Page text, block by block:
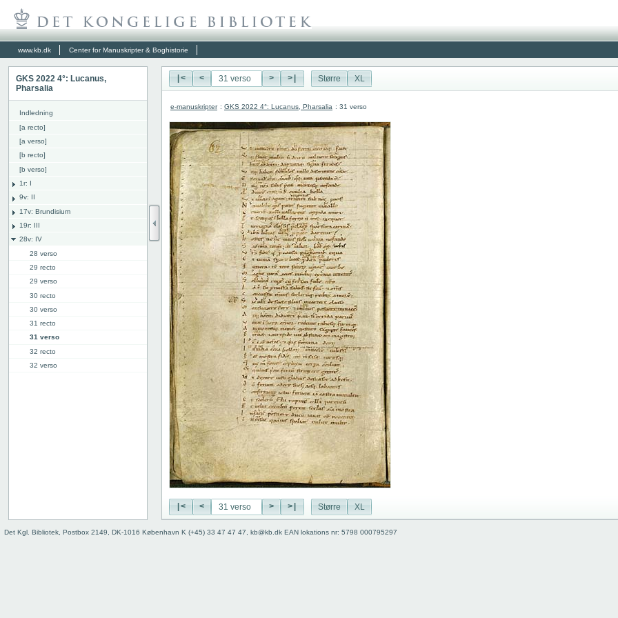
www.kb.dk Center for Manuskripter & Boghistorie
GKS 2022 4°: Lucanus,
Pharsalia
Indledning
[a recto]
[a verso]
[b recto]
[b verso]
1r: I
9v: II
17v: Brundisium
19r: III
28v: IV
28 verso
29 recto
29 verso
30 recto
30 verso
31 recto
31 verso
32 recto
32 verso
38 recto
38 verso
|< < > >| Større XL
e-manuskripter : GKS 2022 4°: Lucanus, Pharsalia : 31 verso
|< < > >| Større XL
Det Kgl. Bibliotek, Postbox 2149, DK-1016 København K (+45) 33 47 47 47, kb@kb.dk EAN lokations nr: 5798 000795297